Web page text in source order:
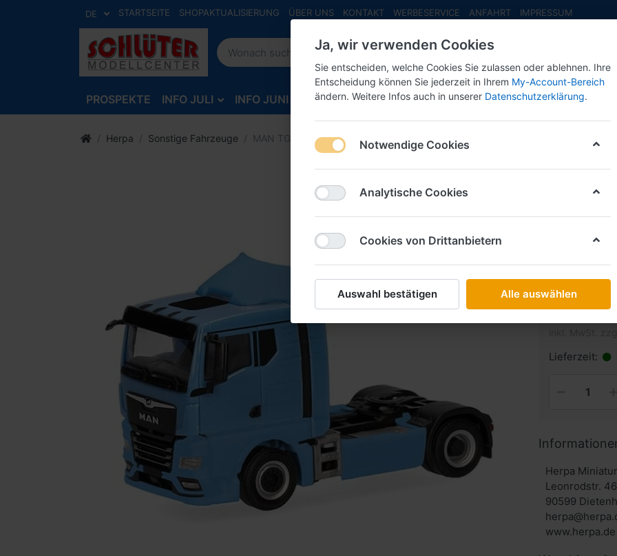
DE STARTSEITE SHOPAKTUALISIERUNG ÜBER UNS KONTAKT WERBESERVICE ANFAHRT IMPRESSUM
PROSPEKTE INFO JULI INFO JUNI INFO MAI NEU EINGETROFFEN NEUHEITEN
Herpa Sonstige Fahrzeuge MAN TGX GN Zugm. 2achs vvsp., hellblau
Herpa
MAN
vvsp.,
20,00
Lieferzeit:
Herpa
Leonrodstr.
90599
www.herpa.de
Ja, wir verwenden Cookies
Sie entscheiden, welche Cookies Sie zulassen oder ablehnen. Ihre
Entscheidung können Sie jederzeit in Ihrem My-Account-Bereich
ändern. Weitere Infos auch in unserer Datenschutzerklärung.
Notwendige Cookies
Analytische Cookies
Cookies von Drittanbietern
Auswahl bestätigen Alle auswählen